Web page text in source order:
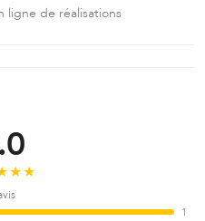
ligne de réalisations
★★
1